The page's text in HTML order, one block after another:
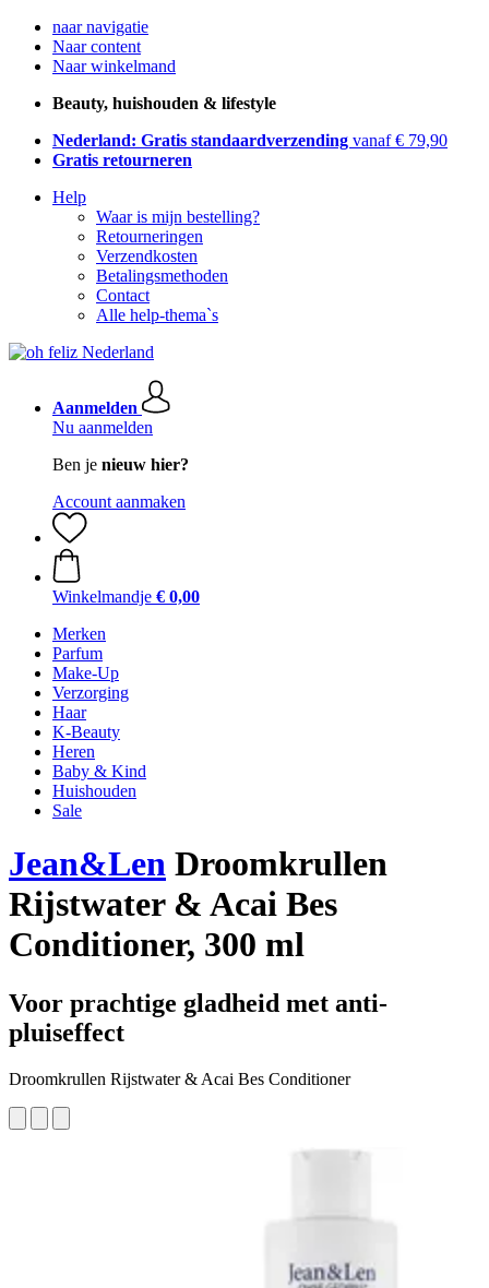
naar navigatie
Naar content
Naar winkelmand
Beauty, huishouden & lifestyle
Nederland: Gratis standaardverzending vanaf € 79,90
Gratis retourneren
Help
Waar is mijn bestelling?
Retourneringen
Verzendkosten
Betalingsmethoden
Contact
Alle help-thema`s
Aanmelden
Nu aanmelden
Ben je nieuw hier?
Account aanmaken
Winkelmandje € 0,00
Merken
Parfum
Make-Up
Verzorging
Haar
K-Beauty
Heren
Baby & Kind
Huishouden
Sale
Jean&Len Droomkrullen
Rijstwater & Acai Bes
Conditioner, 300 ml
Voor prachtige gladheid met anti-
pluiseffect
Droomkrullen Rijstwater & Acai Bes Conditioner